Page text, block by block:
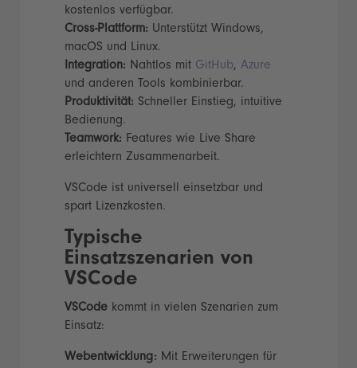
kostenlos verfügbar.
Cross-Plattform: Unterstützt Windows,
macOS und Linux.
Integration: Nahtlos mit GitHub, Azure
und anderen Tools kombinierbar.
Produktivität: Schneller Einstieg, intuitive
Bedienung.
Teamwork: Features wie Live Share
erleichtern Zusammenarbeit.
VSCode ist universell einsetzbar und
spart Lizenzkosten.
Typische
Einsatzszenarien von
VSCode
VSCodekommt in vielen Szenarien zum
Einsatz:
Webentwicklung: Mit Erweiterungen für